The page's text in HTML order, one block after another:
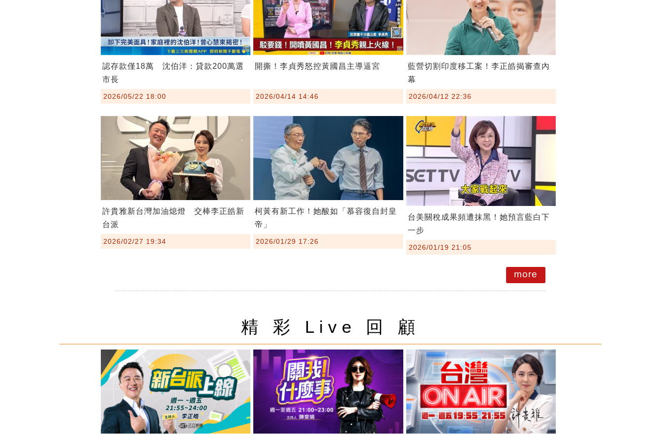
認存款僅18萬 沈伯洋：貸款200萬選
市長
2026/05/22 18:00
開撕！李貞秀怒控黃國昌主導逼宮
2026/04/14 14:46
藍營切割印度移工案！李正皓揭審查內
幕
2026/04/12 22:36
許貴雅新台灣加油熄燈 交棒李正皓新
台派
2026/02/27 19:34
柯黃有新工作！她酸如「慕容復自封皇
帝」
2026/01/29 17:26
台美關稅成果頻遭抹黑！她預言藍白下
一步
2026/01/19 21:05
more
精 彩 Live 回 顧